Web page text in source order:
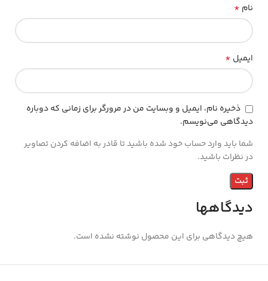
دیدگاهها
هیچ دیدگاهی برای این محصول نوشته نشده است.
نام *
ایمیل *
ذخیره نام، ایمیل و وبسایت من در مرورگر برای زمانی که دوباره
دیدگاهی می‌نویسم.
شما باید وارد حساب خود شده باشید تا قادر به اضافه کردن تصاویر
در نظرات باشید.